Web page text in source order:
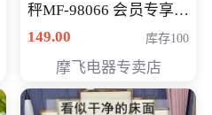
秤MF-98066 会员专享价
98元
149.00 库存100
摩飞电器专卖店